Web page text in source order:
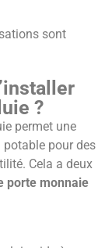
sont
?
permet une
pour des
Cela a deux
porte monnaie